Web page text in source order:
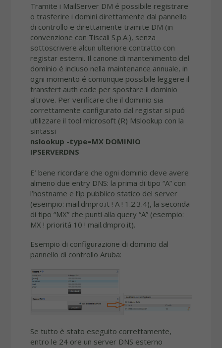
Tramite i MailServer DM é possibile registrare
o trasferire i domini direttamente dal pannello
di controllo e direttamente tramite DM (in
convenzione con Tiscali S.p.A.), senza
sottoscrivere alcun ulteriore contratto con
registar esterni. Il canone di mantenimento del
dominio é incluso nella maintenance annuale, in
ogni momento é comunque possibile leggere il
transfert auth code per spostare il dominio
altrove. Per veriﬁcare che il dominio sia
correttamente conﬁgurato dal registar si puó
utilizzare il tool microsoft (R) Mslookup con la
sintassi
nslookup -type=MX DOMINIO
IPSERVERDNS
E’ bene ricordare che ogni dominio deve avere
almeno due entry DNS: la prima di tipo “A” con
l’hostname e l’ip pubblico statico del server
(esempio: mail.dmpro.it ! A ! 1.2.3.4), la seconda
di tipo “MX” che punti alla query “A” (esempio:
MX ! prioritá 10 ! mail.dmpro.it).
Esempio di configurazione di dominio dal
pannello di controllo Aruba:
Se tutto è stato eseguito correttamente,
entro le 24 ore un server DNS esterno